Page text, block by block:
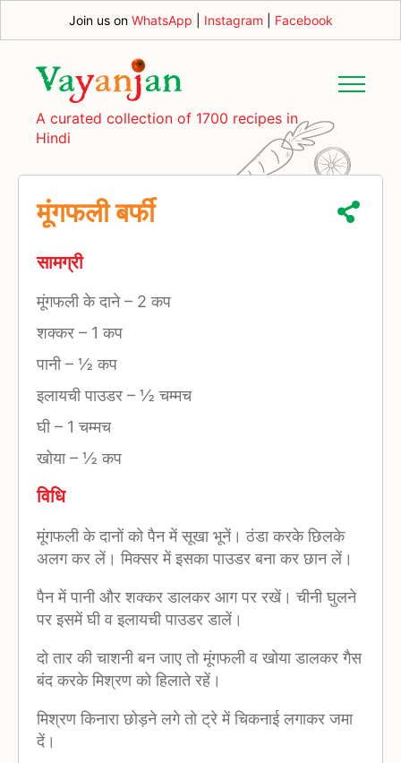
Join us on WhatsApp Instagram Facebook
A curated collection of 1700 recipes in
Hindi
मूंगफली बर्फी
सामग्री
मूंगफली के दाने– 2 कप
शक्कर – 1 कप
पानी– ½ कप
इलायची पाउडर – ½ चम्मच
घी– 1 चम्मच
खोया– ½ कप
विधि
मूंगफली के दानों को पैन में सूखा भूनें। ठंडा करके छिलके
अलग कर लें। मिक्सर में इसका पाउडर बना कर छान लें।
पैन में पानी और शक्कर डालकर आग पर रखें। चीनी घुलने
पर इसमें घी व इलायची पाउडर डालें।
दो तार की चाशनी बन जाए तो मूंगफली व खोया डालकर गैस
बंद करके मिश्रण को हिलाते रहें।
मिश्रण किनारा छोड़ने लगे तो ट्रे में चिकनाई लगाकर जमा
दें।